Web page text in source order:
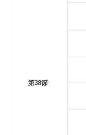
第38節